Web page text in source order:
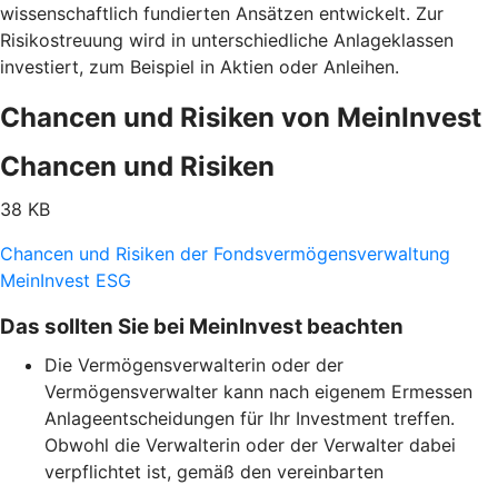
wissenschaftlich fundierten Ansätzen entwickelt. Zur
Risikostreuung wird in unterschiedliche Anlageklassen
investiert, zum Beispiel in Aktien oder Anleihen.
Chancen und Risiken von MeinInvest
Chancen und Risiken
38 KB
Chancen und Risiken der Fondsvermögensverwaltung
MeinInvest ESG
Das sollten Sie bei MeinInvest beachten
Die Vermögensverwalterin oder der
Vermögensverwalter kann nach eigenem Ermessen
Anlageentscheidungen für Ihr Investment treffen.
Obwohl die Verwalterin oder der Verwalter dabei
verpflichtet ist, gemäß den vereinbarten